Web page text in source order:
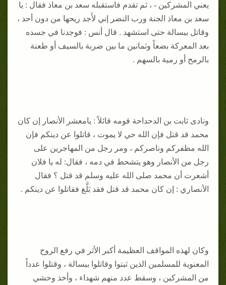
يعني المشركين - ، ثم تقدم فاستقبله سعد بن معاذ فقال : يا
سعد بن معاذ الجنة ورب النضر إني لأَجد ريحها من دون أحد ،
وقاتل ببسالة حتى استشهد . قال أنس : فوجدنا في جسده
بعد المعركة بضعاً وثمانين ما بين ضربة بالسيف أو طعنة
بالرمح أو رمية بالسهم .
ونادى ثابت بن الدحداحة قومه قائلاً : يامعشر الأنصار إن كان
محمد قد قتل فإن الله حي لا يموت ، قاتلوا عن دينكم فإن
الله مظفركم وناصركم ، ومر رجل من المهاجرين على
رجل من الأنصار وهو يتشحط في دمه ، فقال: له يا فلان
أشعرت أن محمد صلى الله عليه وسلم قد قتل ؟ فقال
الأنصاري : إن كان محمد قد قتل فقد بَلَّغ فقاتلوا عن دينكم .
وكان لهذه المواقف العظيمة أكبر الأثر في رفع الروح
المعنوية للمسلمين الذين ثبتوا وقاتلوا ببسالة ، وقتلوا عدداً
من المشركين ، وسقط عدد منهم شهداء ، وأخذ وحشي